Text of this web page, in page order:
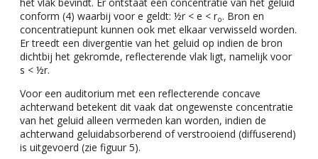
conform (4) waarbij voor e geldt: ½r < e < ro. Bron en
concentratiepunt kunnen ook met elkaar verwisseld worden.
Er treedt een divergentie van het geluid op indien de bron
dichtbij het gekromde, reflecterende vlak ligt, namelijk voor
s < ½r.
Voor een auditorium met een reflecterende concave
achterwand betekent dit vaak dat ongewenste concentratie
van het geluid alleen vermeden kan worden, indien de
achterwand geluidabsorberend of verstrooiend (diffuserend)
is uitgevoerd (zie figuur 5).